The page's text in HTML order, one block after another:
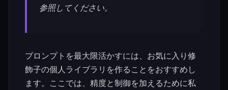
参照してください。
プロンプトを最大限活かすには、お気に入り修
飾子の個人ライブラリを作ることをおすすめし
ます。ここでは、精度と制御を加えるために私